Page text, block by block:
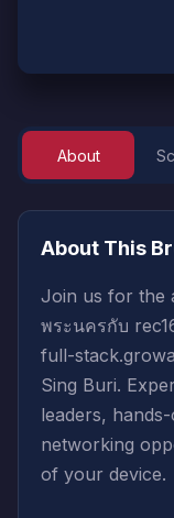
About
About This
Join us for the
พระนครกับ
full-
Sing Buri.
leaders,
networking
of your device.